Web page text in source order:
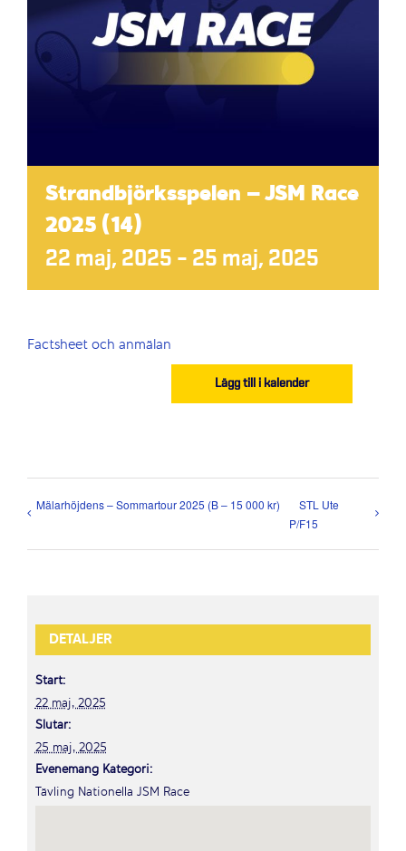
Strandbjörksspelen – JSM Race
2025 (14)
22 maj, 2025 – 25 maj, 2025
Factsheet och anmälan
Lägg till i kalender
Mälarhöjdens – Sommartour 2025 (B – 15 000 kr)
STL Ute
P/F15
DETALJER
Start:
22 maj, 2025
Slutar:
25 maj, 2025
Evenemang Kategori:
Tävling Nationella JSM Race